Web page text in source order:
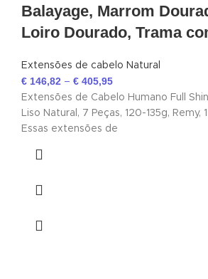
Balayage, Marrom
Loiro Dourado, Trama
Extensões de cabelo Natural
€ 146,82 – € 405,95
Extensões de Cabelo Humano Full
Liso Natural, 7 Peças, 120-135g, Remy,
Essas extensões de